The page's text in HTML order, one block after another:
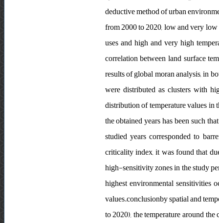
deductive method of urban
from 2000 to 2020, low and very
uses and high and very high
correlation between land surface
results of global moran analysis, in
were distributed as clusters with
distribution of temperature values in
the obtained years has been such
studied years corresponded to
criticality index, it was found that
high-sensitivity zones in the study
highest environmental sensitivities
values.conclusionby spatial and
to 2020), the temperature around